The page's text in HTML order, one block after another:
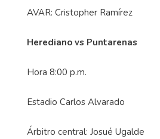
AVAR: Cristopher Ramírez
Herediano vs Puntarenas
Hora 8:00 p.m.
Estadio Carlos Alvarado
Árbitro central: Josué Ugalde